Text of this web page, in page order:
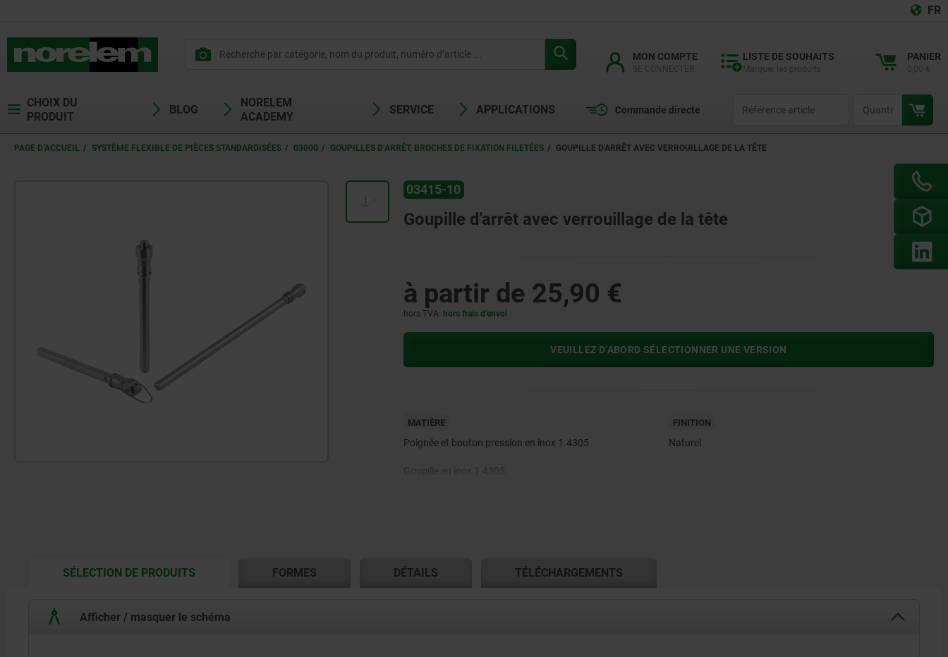
FR
MON COMPTE LISTE DE SOUHAITS PANIER
CHOIX DU
PRODUIT
BLOG
NORELEM
ACADEMY
SERVICE APPLICATIONS Commande directe
PAGE D’ACCUEIL SYSTÈME FLEXIBLE DE PIÈCES STANDARDISÉES 03000 GOUPILLES D’ARRÊT, BROCHES DE FIXATION FILETÉES GOUPILLE D'ARRÊT AVEC VERROUILLAGE DE LA TÊTE
03415-10
Goupille d'arrêt avec verrouillage de la tête
à partir de 25,90 €
hors TVA hors frais d’envoi
VEUILLEZ D’ABORD SÉLECTIONNER UNE VERSION
MATIÈRE
Poignée et bouton pression en inox 1.4305.
FINITION
Naturel.
SÉLECTION DE PRODUITSCURRENT
FORMES DÉTAILS TÉLÉCHARGEMENTS
Afficher / masquer le schéma